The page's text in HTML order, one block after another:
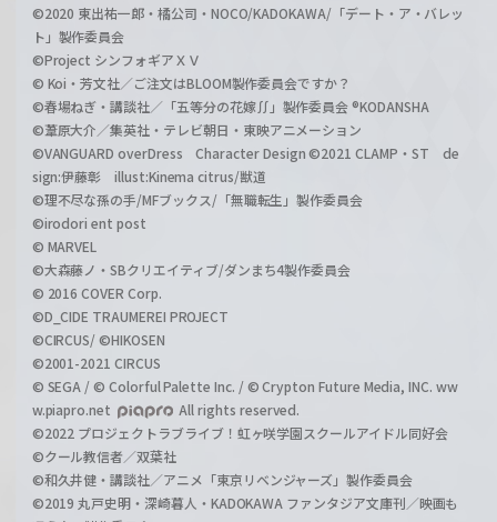
©2020 東出祐一郎・橘公司・NOCO/KADOKAWA/「デート・ア・バレッ
ト」製作委員会
©Project シンフォギアＸＶ
© Koi・芳文社／ご注文はBLOOM製作委員会ですか？
©春場ねぎ・講談社／「五等分の花嫁∬」製作委員会 ®KODANSHA
©葦原大介／集英社・テレビ朝日・東映アニメーション
©VANGUARD overDress Character Design ©2021 CLAMP・ST de
sign:伊藤彰 illust:Kinema citrus/獣道
©理不尽な孫の手/MFブックス/「無職転生」製作委員会
©irodori ent post
© MARVEL
©大森藤ノ・SBクリエイティブ/ダンまち4製作委員会
© 2016 COVER Corp.
©D_CIDE TRAUMEREI PROJECT
©CIRCUS/ ©HIKOSEN
©2001-2021 CIRCUS
© SEGA / © Colorful Palette Inc. / © Crypton Future Media, INC. ww
w.piapro.net
All rights reserved.
©2022 プロジェクトラブライブ！虹ヶ咲学園スクールアイドル同好会
©クール教信者／双葉社
©和久井健・講談社／アニメ「東京リベンジャーズ」製作委員会
©2019 丸戸史明・深崎暮人・KADOKAWA ファンタジア文庫刊／映画も